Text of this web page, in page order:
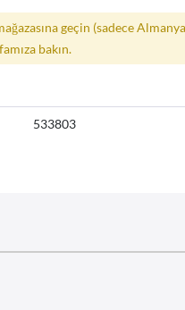
geçin (sadece
bakın.
533803